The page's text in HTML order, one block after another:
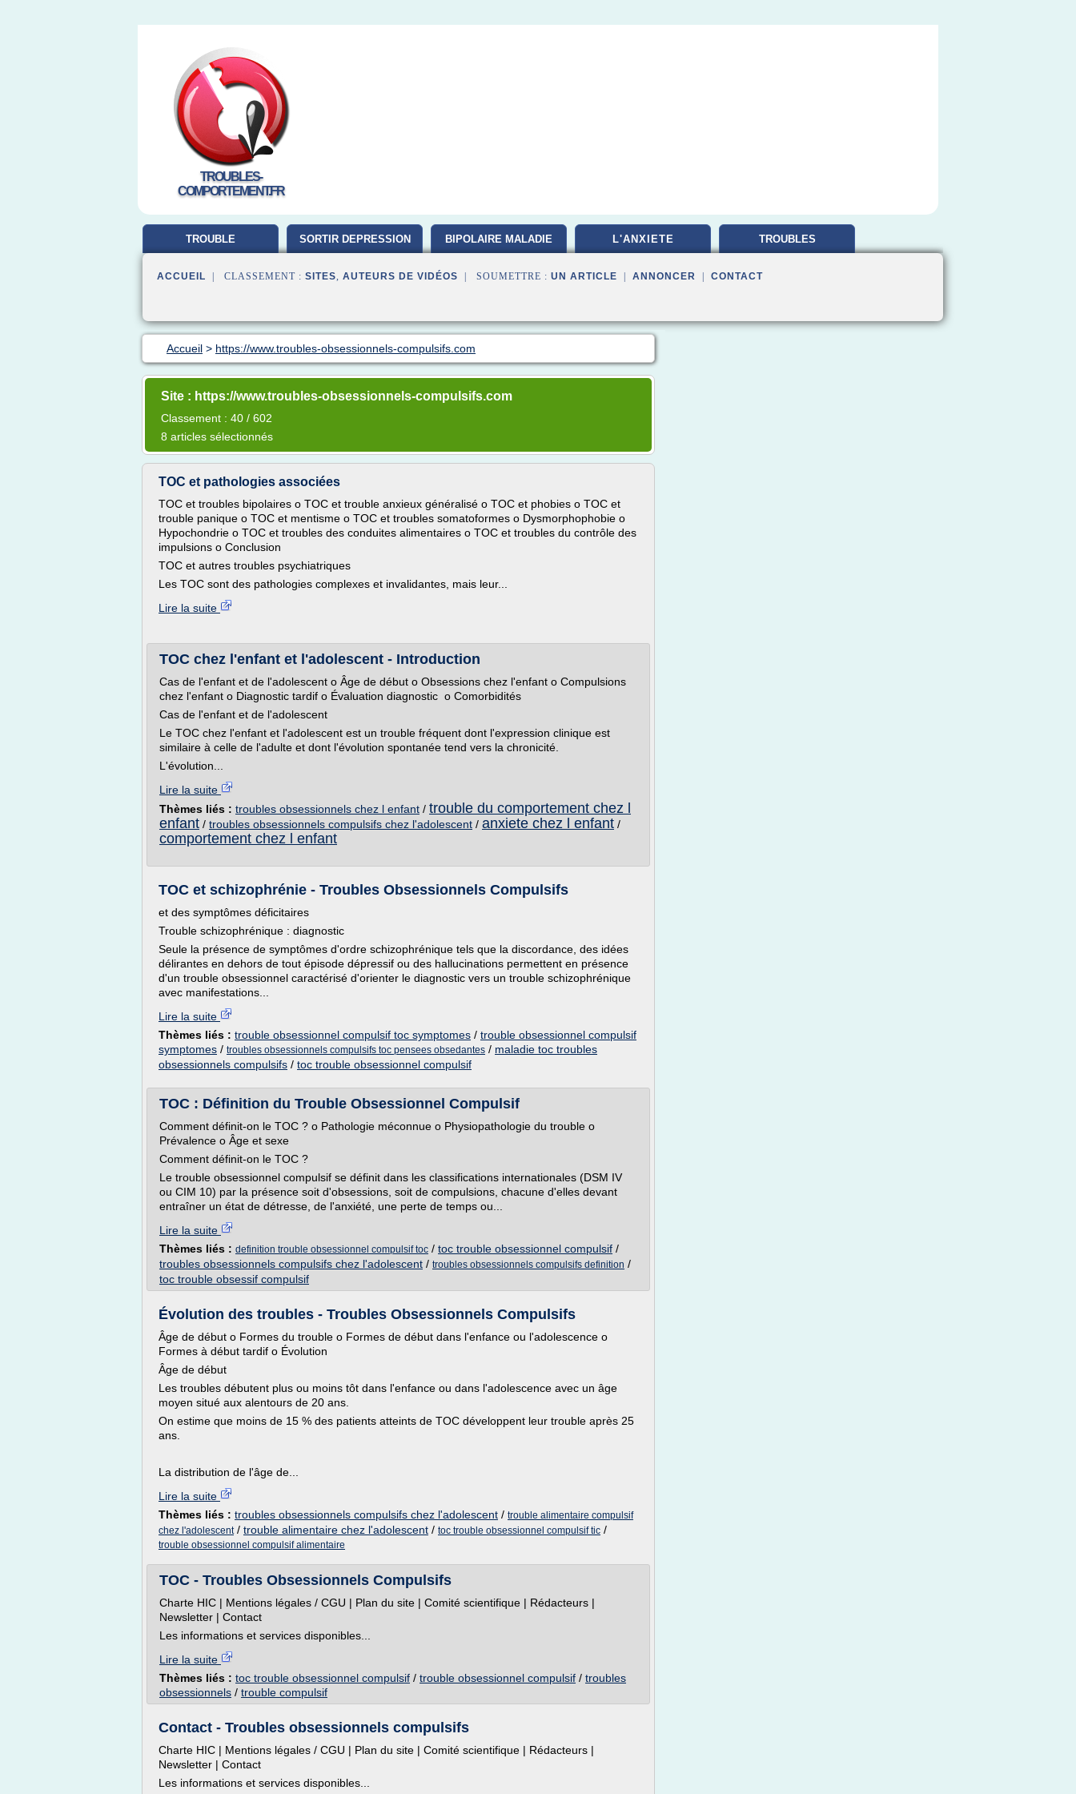
TROUBLES-
COMPORTEMENT.FR
TROUBLE SORTIR DEPRESSION BIPOLAIRE MALADIE L'ANXIETE TROUBLES
ACCUEIL | CLASSEMENT : SITES, AUTEURS DE VIDÉOS | SOUMETTRE : UN ARTICLE ANNONCER CONTACT
Accueil > https://www.troubles-obsessionnels-compulsifs.com
Site : https://www.troubles-obsessionnels-compulsifs.com
Classement : 40 / 602
8 articles sélectionnés
TOC et pathologies associées
TOC et troubles bipolaires o TOC et trouble anxieux généralisé o TOC et phobies o TOC et
trouble panique o TOC et mentisme o TOC et troubles somatoformes o Dysmorphophobie o
Hypochondrie o TOC et troubles des conduites alimentaires o TOC et troubles du contrôle des
impulsions o Conclusion
TOC et autres troubles psychiatriques
Les TOC sont des pathologies complexes et invalidantes, mais leur...
Lire la suite
TOC chez l'enfant et l'adolescent - Introduction
Cas de l'enfant et de l'adolescent o Âge de début o Obsessions chez l'enfant o Compulsions
chez l'enfant o Diagnostic tardif o Évaluation diagnostic o Comorbidités
Cas de l'enfant et de l'adolescent
Le TOC chez l'enfant et l'adolescent est un trouble fréquent dont l'expression clinique est
similaire à celle de l'adulte et dont l'évolution spontanée tend vers la chronicité.
L'évolution...
Lire la suite
Thèmes liés : troubles obsessionnels chez l enfant / trouble du comportement chez l
enfant / troubles obsessionnels compulsifs chez l'adolescent / anxiete chez l enfant /
comportement chez l enfant
TOC et schizophrénie - Troubles Obsessionnels Compulsifs
et des symptômes déficitaires
Trouble schizophrénique : diagnostic
Seule la présence de symptômes d'ordre schizophrénique tels que la discordance, des idées
délirantes en dehors de tout épisode dépressif ou des hallucinations permettent en présence
d'un trouble obsessionnel caractérisé d'orienter le diagnostic vers un trouble schizophrénique
avec manifestations...
Lire la suite
Thèmes liés : trouble obsessionnel compulsif toc symptomes / trouble obsessionnel compulsif
symptomes / troubles obsessionnels compulsifs toc pensees obsedantes / maladie toc troubles
obsessionnels compulsifs / toc trouble obsessionnel compulsif
TOC : Définition du Trouble Obsessionnel Compulsif
Comment définit-on le TOC ? o Pathologie méconnue o Physiopathologie du trouble o
Prévalence o Âge et sexe
Comment définit-on le TOC ?
Le trouble obsessionnel compulsif se définit dans les classifications internationales (DSM IV
ou CIM 10) par la présence soit d'obsessions, soit de compulsions, chacune d'elles devant
entraîner un état de détresse, de l'anxiété, une perte de temps ou...
Lire la suite
Thèmes liés : definition trouble obsessionnel compulsif toc / toc trouble obsessionnel compulsif /
troubles obsessionnels compulsifs chez l'adolescent / troubles obsessionnels compulsifs definition /
toc trouble obsessif compulsif
Évolution des troubles - Troubles Obsessionnels Compulsifs
Âge de début o Formes du trouble o Formes de début dans l'enfance ou l'adolescence o
Formes à début tardif o Évolution
Âge de début
Les troubles débutent plus ou moins tôt dans l'enfance ou dans l'adolescence avec un âge
moyen situé aux alentours de 20 ans.
On estime que moins de 15 % des patients atteints de TOC développent leur trouble après 25
ans.
La distribution de l'âge de...
Lire la suite
Thèmes liés : troubles obsessionnels compulsifs chez l'adolescent / trouble alimentaire compulsif
chez l'adolescent/ trouble alimentaire chez l'adolescent / toc trouble obsessionnel compulsif tic /
trouble obsessionnel compulsif alimentaire
TOC - Troubles Obsessionnels Compulsifs
Charte HIC | Mentions légales / CGU | Plan du site | Comité scientifique | Rédacteurs |
Newsletter | Contact
Les informations et services disponibles...
Lire la suite
Thèmes liés : toc trouble obsessionnel compulsif / trouble obsessionnel compulsif / troubles
obsessionnels / trouble compulsif
Contact - Troubles obsessionnels compulsifs
Charte HIC | Mentions légales / CGU | Plan du site | Comité scientifique | Rédacteurs |
Newsletter | Contact
Les informations et services disponibles...